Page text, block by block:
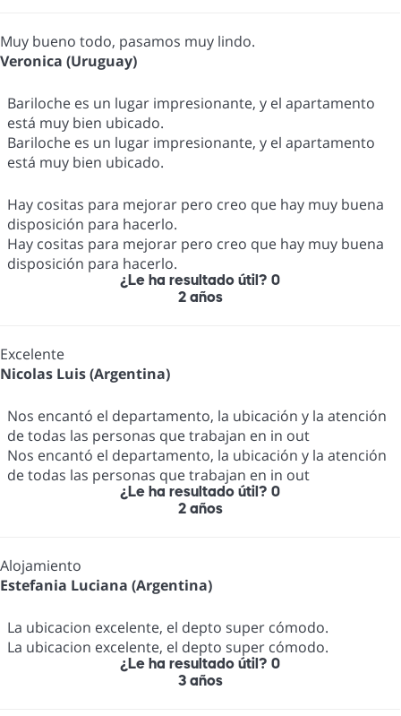
Muy bueno todo, pasamos muy lindo.
Veronica (Uruguay)
Bariloche es un lugar impresionante, y el apartamento
está muy bien ubicado.
Bariloche es un lugar impresionante, y el apartamento
está muy bien ubicado.
Hay cositas para mejorar pero creo que hay muy buena
disposición para hacerlo.
Hay cositas para mejorar pero creo que hay muy buena
disposición para hacerlo.
¿Le ha resultado útil? 0
2 años
Excelente
Nicolas Luis (Argentina)
Nos encantó el departamento, la ubicación y la atención
de todas las personas que trabajan en in out
Nos encantó el departamento, la ubicación y la atención
de todas las personas que trabajan en in out
¿Le ha resultado útil? 0
2 años
Alojamiento
Estefania Luciana (Argentina)
La ubicacion excelente, el depto super cómodo.
La ubicacion excelente, el depto super cómodo.
¿Le ha resultado útil? 0
3 años